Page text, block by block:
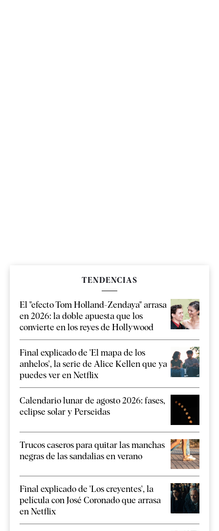
TENDENCIAS
El "efecto Tom Holland-Zendaya" arrasa
en 2026: la doble apuesta que los
convierte en los reyes de Hollywood
Final explicado de 'El mapa de los
anhelos', la serie de Alice Kellen que ya
puedes ver en Netflix
Calendario lunar de agosto 2026: fases,
eclipse solar y Perseidas
Trucos caseros para quitar las manchas
negras de las sandalias en verano
Final explicado de 'Los creyentes', la
película con José Coronado que arrasa
en Netflix